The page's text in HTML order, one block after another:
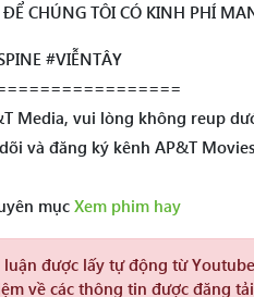
CHÚNG TÔI CÓ KINH PHÍ
#VIỄNTÂY
Media, vui lòng không reup
và đăng ký kênh AP&T
mục Xem phim hay
được lấy tự động từ
về các thông tin được đăng